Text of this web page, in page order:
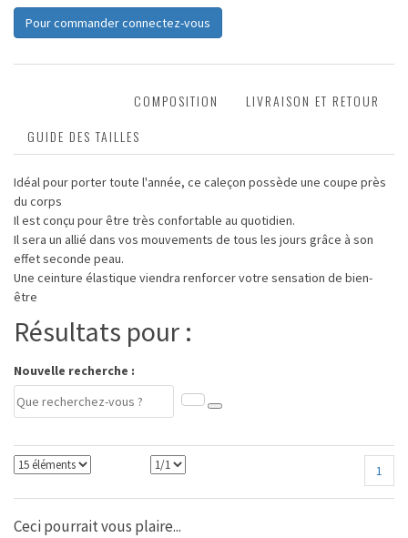
Pour commander connectez-vous
COMPOSITION
LIVRAISON ET RETOUR
GUIDE DES TAILLES
Idéal pour porter toute l'année, ce caleçon possède une coupe près
du corps
Il est conçu pour être très confortable au quotidien.
Il sera un allié dans vos mouvements de tous les jours grâce à son
effet seconde peau.
Une ceinture élastique viendra renforcer votre sensation de bien-
être
Résultats pour :
Nouvelle recherche :
1
Ceci pourrait vous plaire...